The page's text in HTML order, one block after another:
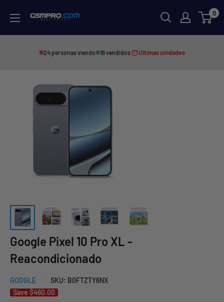
content
GSMPRO.CL
0
24 personas viendo 16 vendidos Últimas unidades
Google Pixel 10 Pro XL -
Reacondicionado
GOOGLE SKU: B0FTZTY6NX
Save $460.00